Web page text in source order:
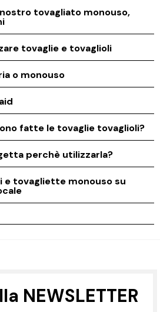
tovagliato monouso,
tovaglie e tovaglioli
o monouso
fatte le tovaglie tovaglioli?
perchè utilizzarla?
e tovagliette monouso su
NEWSLETTER